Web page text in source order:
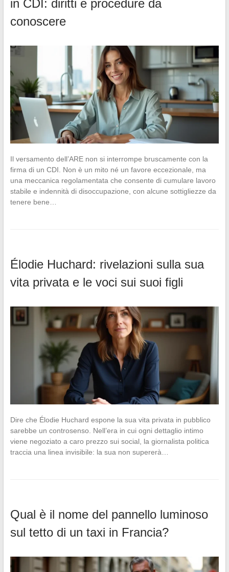
in CDI: diritti e procedure da
conoscere
Il versamento dell’ARE non si interrompe bruscamente con la
firma di un CDI. Non è un mito né un favore eccezionale, ma
una meccanica regolamentata che consente di cumulare lavoro
stabile e indennità di disoccupazione, con alcune sottigliezze da
tenere bene…
Élodie Huchard: rivelazioni sulla sua
vita privata e le voci sui suoi figli
Dire che Élodie Huchard espone la sua vita privata in pubblico
sarebbe un controsenso. Nell’era in cui ogni dettaglio intimo
viene negoziato a caro prezzo sui social, la giornalista politica
traccia una linea invisibile: la sua non supererà…
Qual è il nome del pannello luminoso
sul tetto di un taxi in Francia?